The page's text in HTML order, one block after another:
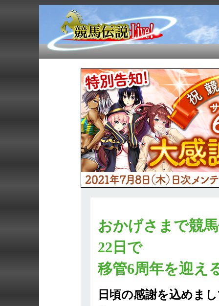
おかげさまで競
22日で
移管6周年を迎え
日頃の感謝を込めま